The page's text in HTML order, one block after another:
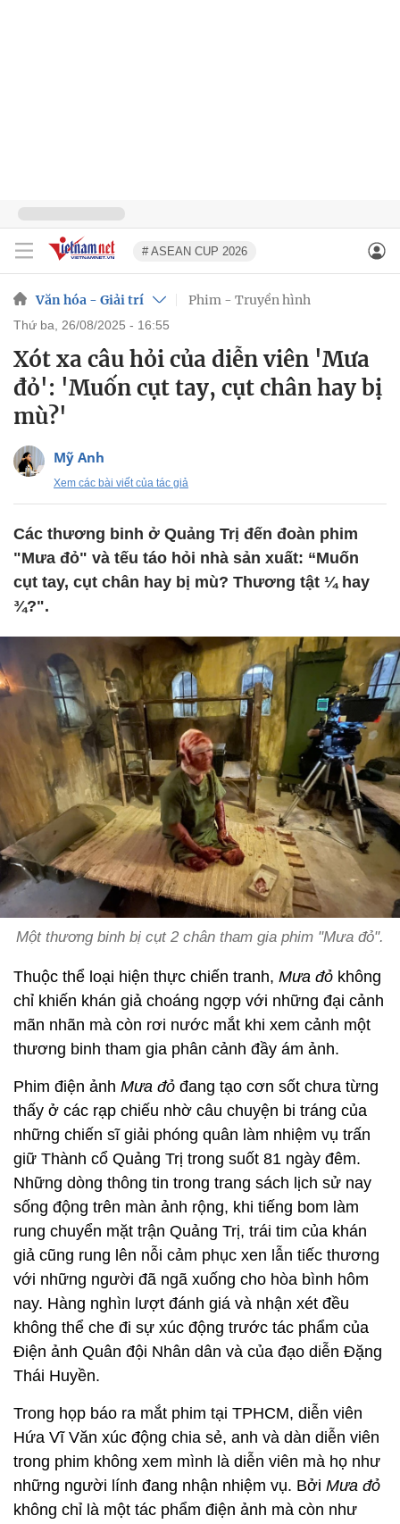
# ASEAN CUP 2026
Văn hóa - Giải trí Phim - Truyền hình
thứ ba, 26/08/2025 - 16:55
Xót xa câu hỏi của diễn viên 'Mưa
đỏ': 'Muốn cụt tay, cụt chân hay bị
mù?'
Mỹ Anh
Xem các bài viết của tác giả
Các thương binh ở Quảng Trị đến đoàn phim
"Mưa đỏ" và tếu táo hỏi nhà sản xuất: “Muốn
cụt tay, cụt chân hay bị mù? Thương tật ¼ hay
¾?".
Một thương binh bị cụt 2 chân tham gia phim "Mưa đỏ".
Thuộc thể loại hiện thực chiến tranh, Mưa đỏ không
chỉ khiến khán giả choáng ngợp với những đại cảnh
mãn nhãn mà còn rơi nước mắt khi xem cảnh một
thương binh tham gia phân cảnh đầy ám ảnh.
Phim điện ảnh Mưa đỏ đang tạo cơn sốt chưa từng
thấy ở các rạp chiếu nhờ câu chuyện bi tráng của
những chiến sĩ giải phóng quân làm nhiệm vụ trấn
giữ Thành cổ Quảng Trị trong suốt 81 ngày đêm.
Những dòng thông tin trong trang sách lịch sử nay
sống động trên màn ảnh rộng, khi tiếng bom làm
rung chuyển mặt trận Quảng Trị, trái tim của khán
giả cũng rung lên nỗi cảm phục xen lẫn tiếc thương
với những người đã ngã xuống cho hòa bình hôm
nay. Hàng nghìn lượt đánh giá và nhận xét đều
không thể che đi sự xúc động trước tác phẩm của
Điện ảnh Quân đội Nhân dân và của đạo diễn Đặng
Thái Huyền.
Trong họp báo ra mắt phim tại TPHCM, diễn viên
Hứa Vĩ Văn xúc động chia sẻ, anh và dàn diễn viên
trong phim không xem mình là diễn viên mà họ như
những người lính đang nhận nhiệm vụ. Bởi Mưa đỏ
không chỉ là một tác phẩm điện ảnh mà còn như